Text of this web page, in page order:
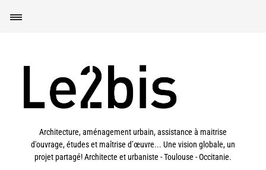
Architecture, aménagement urbain, assistance à maitrise
d'ouvrage, études et maîtrise d’œuvre... Une vision globale, un
projet partagé! Architecte et urbaniste - Toulouse - Occitanie.